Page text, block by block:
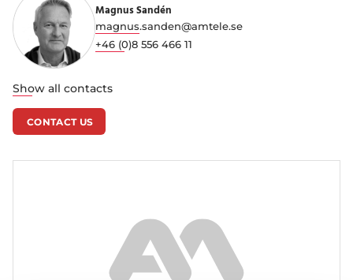
Magnus Sandén
magnus.sanden@amtele.se
+46 (0)8 556 466 11
Show all contacts
CONTACT US